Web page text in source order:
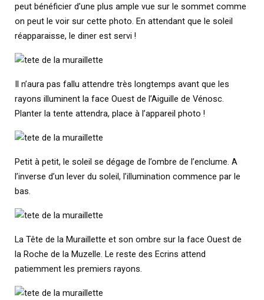
peut bénéficier d’une plus ample vue sur le sommet comme
on peut le voir sur cette photo. En attendant que le soleil
réapparaisse, le diner est servi !
Il n’aura pas fallu attendre très longtemps avant que les
rayons illuminent la face Ouest de l’Aiguille de Vénosc.
Planter la tente attendra, place à l’appareil photo !
Petit à petit, le soleil se dégage de l’ombre de l’enclume. A
l’inverse d’un lever du soleil, l’illumination commence par le
bas.
La Tête de la Muraillette et son ombre sur la face Ouest de
la Roche de la Muzelle. Le reste des Ecrins attend
patiemment les premiers rayons.